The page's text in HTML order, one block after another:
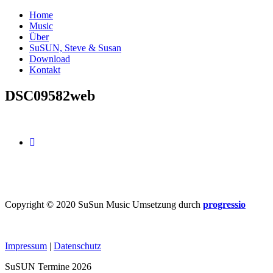
Home
Music
Über
SuSUN, Steve & Susan
Download
Kontakt
DSC09582web
Copyright © 2020 SuSun Music Umsetzung durch progressio
Impressum | Datenschutz
SuSUN Termine 2026